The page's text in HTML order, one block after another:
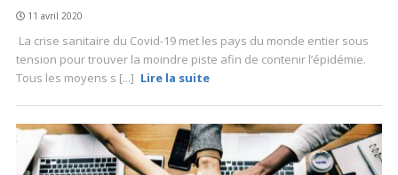
11 avril 2020
La crise sanitaire du Covid-19 met les pays du monde entier sous
tension pour trouver la moindre piste afin de contenir l’épidémie.
Tous les moyens s [...] Lire la suite